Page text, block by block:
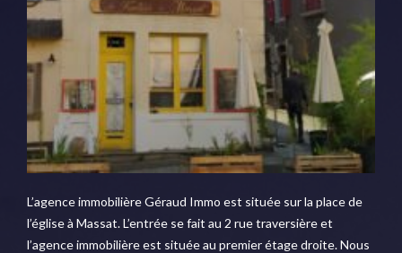
L’agence immobilière Géraud Immo est située sur la place de
l’église à Massat. L’entrée se fait au 2 rue traversière et
l’agence immobilière est située au premier étage droite. Nous